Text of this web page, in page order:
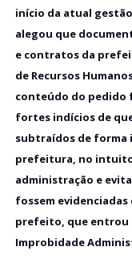
início da atual
alegou que
e contratos da
de Recursos
conteúdo do pedido
fortes indícios de
subtraídos de forma
prefeitura, no
administração e
fossem
prefeito, que entrou
Improbidade